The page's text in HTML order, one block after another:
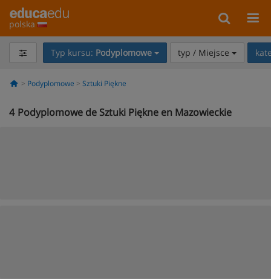
polska
Typ kursu: Podyplomowe typ / Miejsce
Podyplomowe Sztuki Piękne
4 Podyplomowe de Sztuki Piękne en Mazowieckie